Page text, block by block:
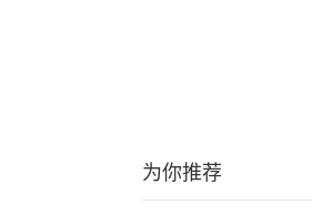
为你推荐